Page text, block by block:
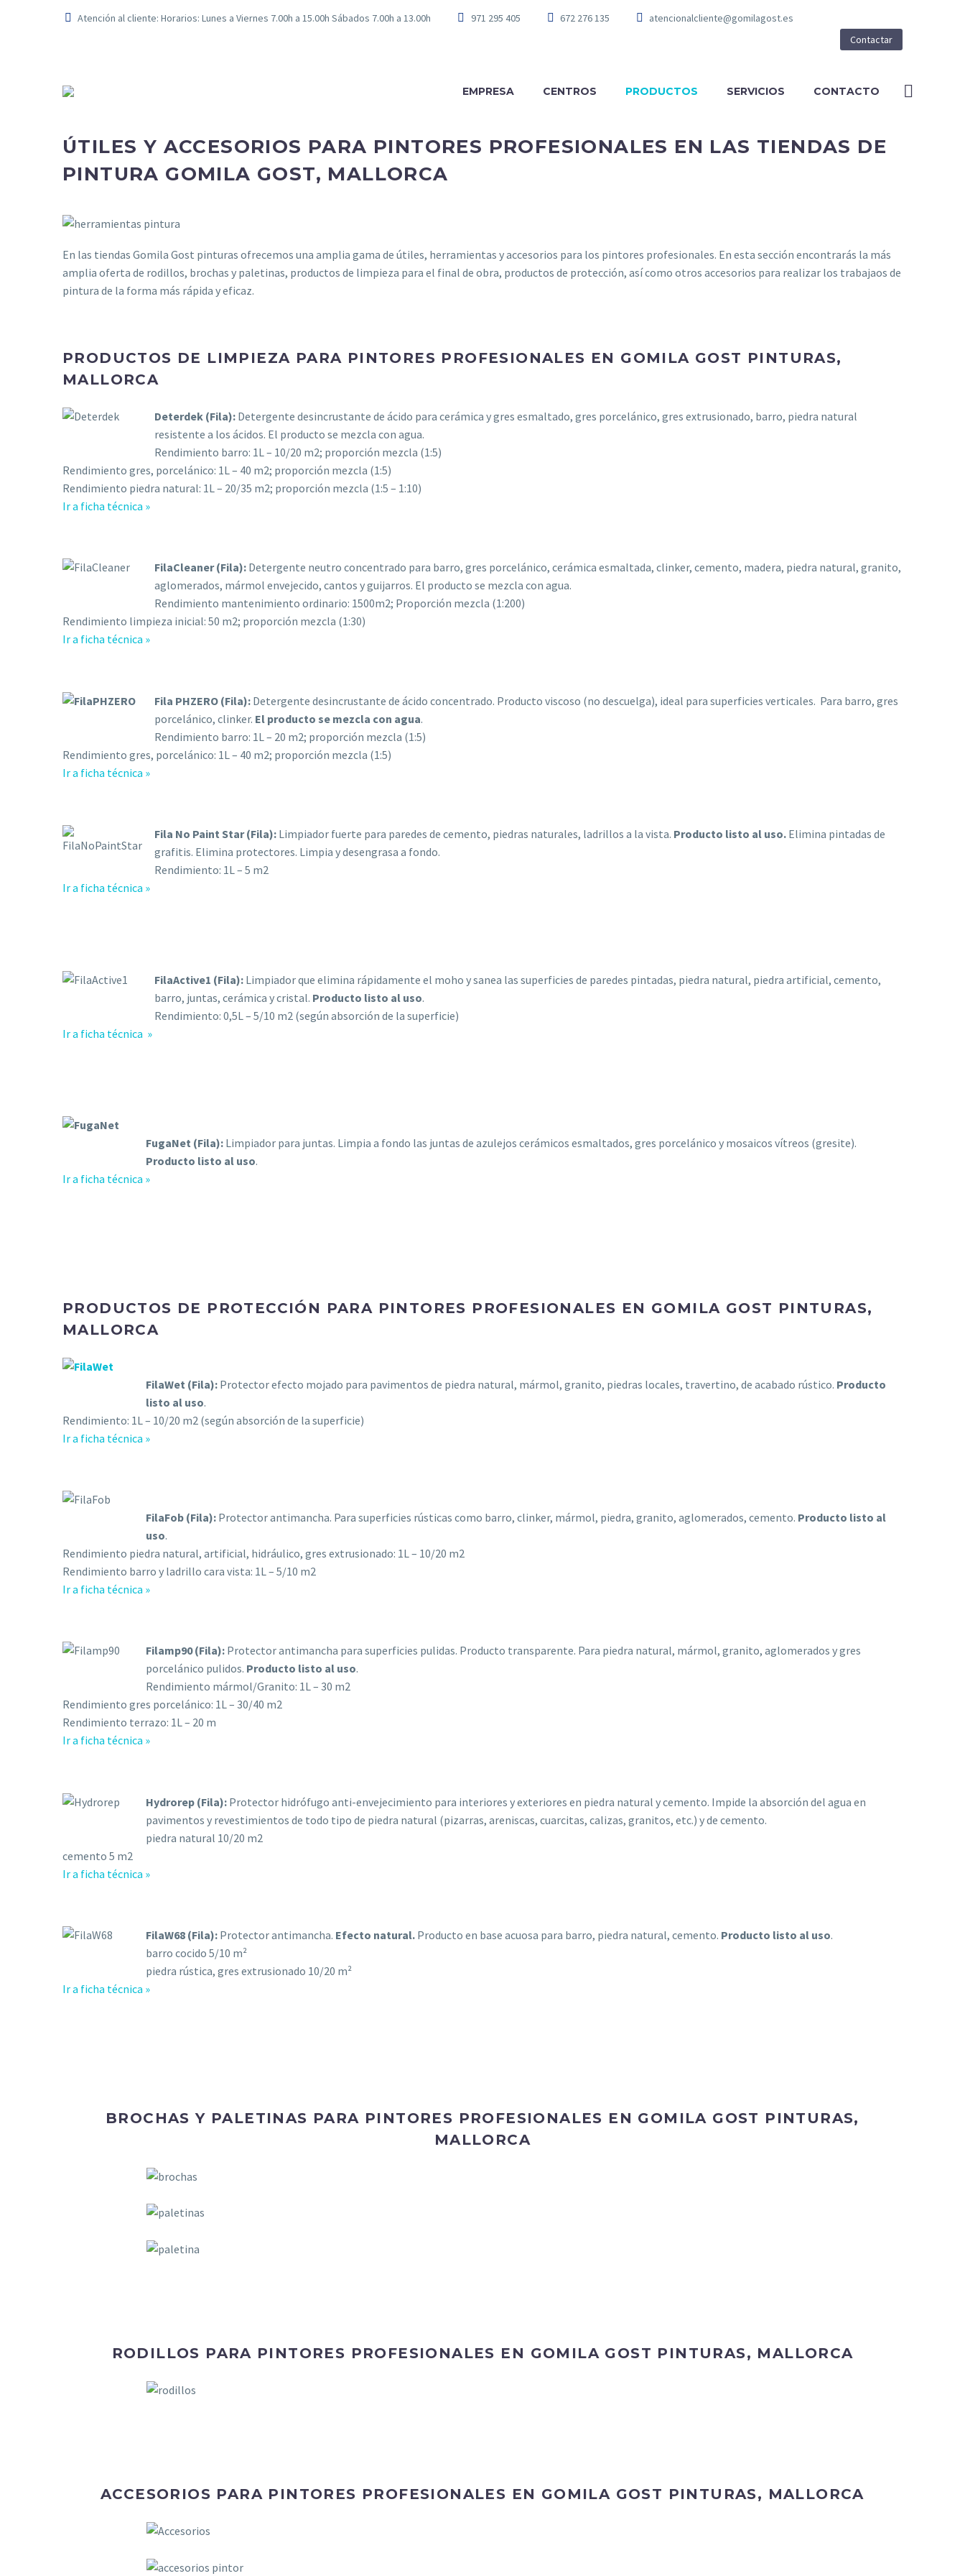
Atención al cliente: Horarios: Lunes a Viernes 7.00h a 15.00h Sábados 7.00h a 13.00h 971 295 405 672 276 135
atencionalcliente@gomilagost.es
Contactar
EMPRESA CENTROS PRODUCTOS SERVICIOS CONTACTO
ÚTILES Y ACCESORIOS PARA PINTORES PROFESIONALES EN LAS TIENDAS DE
PINTURA GOMILA GOST, MALLORCA
En las tiendas Gomila Gost pinturas ofrecemos una amplia gama de útiles, herramientas y accesorios para los pintores profesionales. En esta sección encontrarás la más
amplia oferta de rodillos, brochas y paletinas, productos de limpieza para el final de obra, productos de protección, así como otros accesorios para realizar los trabajaos de
pintura de la forma más rápida y eficaz.
PRODUCTOS DE LIMPIEZA PARA PINTORES PROFESIONALES EN GOMILA GOST PINTURAS,
MALLORCA
Deterdek (Fila):Detergente desincrustante de ácido para cerámica y gres esmaltado, gres porcelánico, gres extrusionado, barro, piedra natural
resistente a los ácidos. El producto se mezcla con agua.
Rendimiento barro: 1L – 10/20 m2; proporción mezcla (1:5)
Rendimiento gres, porcelánico: 1L – 40 m2; proporción mezcla (1:5)
Rendimiento piedra natural: 1L – 20/35 m2; proporción mezcla (1:5 – 1:10)
Ir a ficha técnica »
FilaCleaner (Fila):Detergente neutro concentrado para barro, gres porcelánico, cerámica esmaltada, clinker, cemento, madera, piedra natural, granito,
aglomerados, mármol envejecido, cantos y guijarros. El producto se mezcla con agua.
Rendimiento mantenimiento ordinario: 1500m2; Proporción mezcla (1:200)
Rendimiento limpieza inicial: 50 m2; proporción mezcla (1:30)
Ir a ficha técnica »
Fila PHZERO (Fila):Detergente desincrustante de ácido concentrado. Producto viscoso (no descuelga), ideal para superficies verticales. Para barro, gres
porcelánico, clinker. El producto se mezcla con agua.
Rendimiento barro: 1L – 20 m2; proporción mezcla (1:5)
Rendimiento gres, porcelánico: 1L – 40 m2; proporción mezcla (1:5)
Ir a ficha técnica »
Fila No Paint Star (Fila):Limpiador fuerte para paredes de cemento, piedras naturales, ladrillos a la vista. Producto listo al uso. Elimina pintadas de
grafitis. Elimina protectores. Limpia y desengrasa a fondo.
Rendimiento: 1L – 5 m2
Ir a ficha técnica »
FilaActive1 (Fila):Limpiador que elimina rápidamente el moho y sanea las superficies de paredes pintadas, piedra natural, piedra artificial, cemento,
barro, juntas, cerámica y cristal. Producto listo al uso.
Rendimiento: 0,5L – 5/10 m2 (según absorción de la superficie)
Ir a ficha técnica »
FugaNet (Fila):Limpiador para juntas. Limpia a fondo las juntas de azulejos cerámicos esmaltados, gres porcelánico y mosaicos vítreos (gresite).
Producto listo al uso.
Ir a ficha técnica »
PRODUCTOS DE PROTECCIÓN PARA PINTORES PROFESIONALES EN GOMILA GOST PINTURAS,
MALLORCA
FilaWet (Fila):Protector efecto mojado para pavimentos de piedra natural, mármol, granito, piedras locales, travertino, de acabado rústico. Producto
listo al uso.
Rendimiento: 1L – 10/20 m2 (según absorción de la superficie)
Ir a ficha técnica »
FilaFob (Fila):Protector antimancha. Para superficies rústicas como barro, clinker, mármol, piedra, granito, aglomerados, cemento. Producto listo al
uso.
Rendimiento piedra natural, artificial, hidráulico, gres extrusionado: 1L – 10/20 m2
Rendimiento barro y ladrillo cara vista: 1L – 5/10 m2
Ir a ficha técnica »
Filamp90 (Fila):Protector antimancha para superficies pulidas. Producto transparente. Para piedra natural, mármol, granito, aglomerados y gres
porcelánico pulidos. Producto listo al uso.
Rendimiento mármol/Granito: 1L – 30 m2
Rendimiento gres porcelánico: 1L – 30/40 m2
Rendimiento terrazo: 1L – 20 m
Ir a ficha técnica »
Hydrorep (Fila):Protector hidrófugo anti-envejecimiento para interiores y exteriores en piedra natural y cemento. Impide la absorción del agua en
pavimentos y revestimientos de todo tipo de piedra natural (pizarras, areniscas, cuarcitas, calizas, granitos, etc.) y de cemento.
piedra natural 10/20 m2
cemento 5 m2
Ir a ficha técnica »
FilaW68 (Fila):Protector antimancha. Efecto natural.Producto en base acuosa para barro, piedra natural, cemento. Producto listo al uso.
barro cocido 5/10 m²
piedra rústica, gres extrusionado 10/20 m²
Ir a ficha técnica »
BROCHAS Y PALETINAS PARA PINTORES PROFESIONALES EN GOMILA GOST PINTURAS,
MALLORCA
RODILLOS PARA PINTORES PROFESIONALES EN GOMILA GOST PINTURAS, MALLORCA
ACCESORIOS PARA PINTORES PROFESIONALES EN GOMILA GOST PINTURAS, MALLORCA